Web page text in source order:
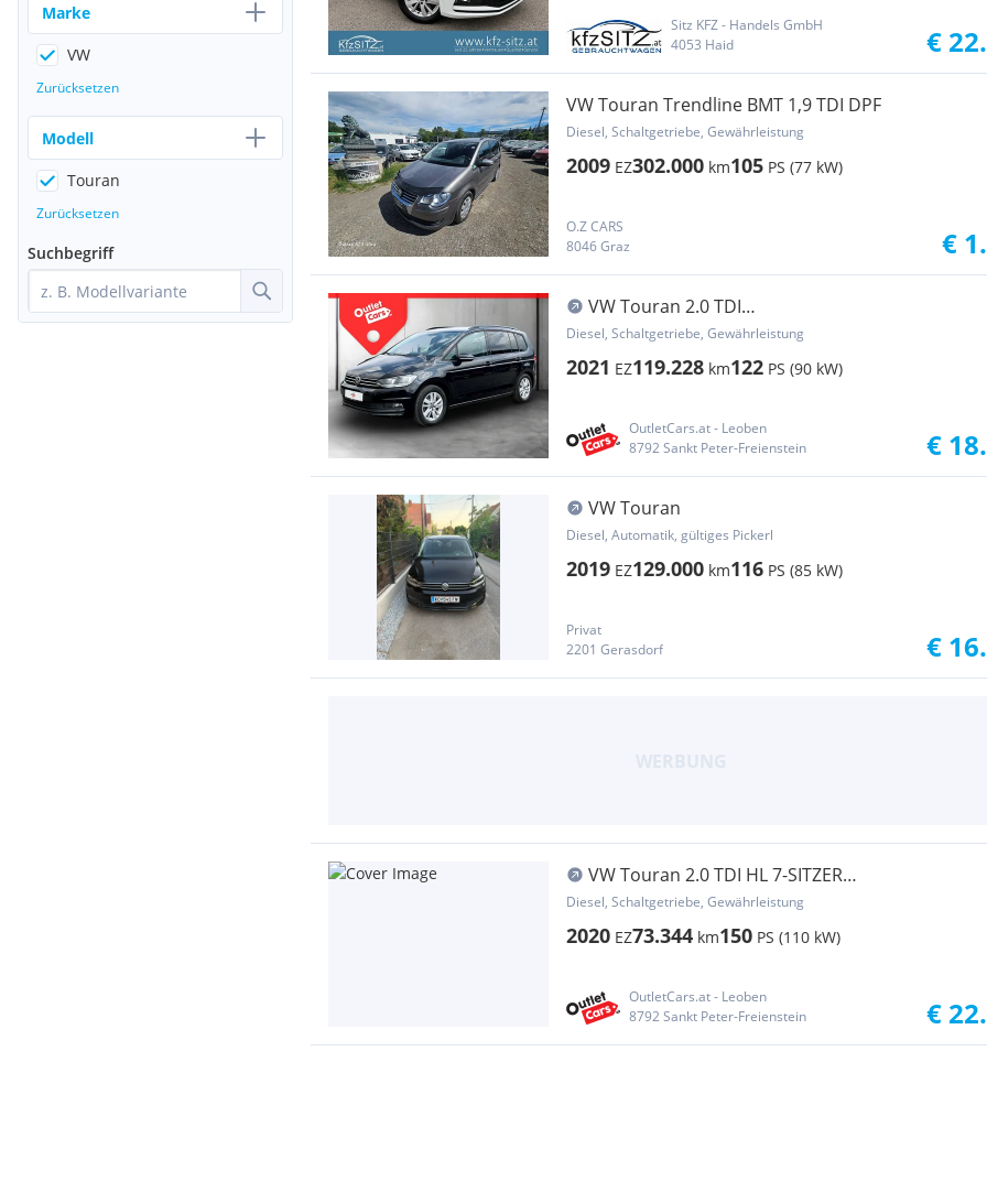
Sitz KFZ - Handels GmbH
4053 Haid
€
VW Touran Trendline BMT 1,9 TDI DPF
Diesel, Schaltgetriebe, Gewährleistung
2009 EZ302.000 km105 PS (77 kW)
O.Z CARS
8046 Graz
€
VW Touran 2.0 TDI
RADAR+NAVI+SitzHZG+MASSAGE+KLIMA
Diesel, Schaltgetriebe, Gewährleistung
2021 EZ119.228 km122 PS (90 kW)
OutletCars.at - Leoben
8792 Sankt Peter-Freienstein
€
VW Touran
Diesel, Automatik, gültiges Pickerl
2019 EZ129.000 km116 PS (85 kW)
Privat
2201 Gerasdorf
€
VW Touran 2.0 TDI HL 7-SITZER
AHK+LED+NAV+STANDHZG
Diesel, Schaltgetriebe, Gewährleistung
2020 EZ73.344 km150 PS (110 kW)
OutletCars.at - Leoben
8792 Sankt Peter-Freienstein
€
Marke
VW
Zurücksetzen
Modell
Touran
Zurücksetzen
Suchbegriff